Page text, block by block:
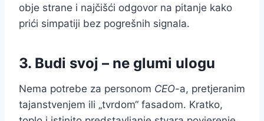
obje strane i najčišći odgovor na pitanje kako
prići simpatiji bez pogrešnih signala.
3. Budi svoj – ne glumi ulogu
Nema potrebe za personom CEO-a, pretjeranim
tajanstvenjem ili „tvrdom“ fasadom. Kratko,